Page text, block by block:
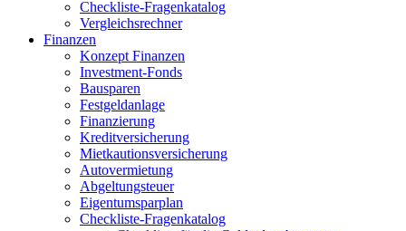
Checkliste-Fragenkatalog
Vergleichsrechner
Finanzen
Konzept Finanzen
Investment-Fonds
Bausparen
Festgeldanlage
Finanzierung
Kreditversicherung
Mietkautionsversicherung
Autovermietung
Abgeltungsteuer
Eigentumsparplan
Checkliste-Fragenkatalog